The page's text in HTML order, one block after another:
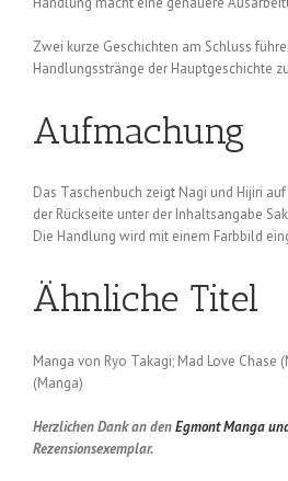
Zwei kurze Geschichten am Schluss
Handlungsstränge der Hauptgeschichte
Aufmachung
Das Taschenbuch zeigt Nagi und Hijiri
der Rückseite unter der Inhaltsangabe
Die Handlung wird mit einem Farbbild
Ähnliche Titel
Manga von Ryo Takagi; Mad Love Chase
(Manga)
Herzlichen Dank an denEgmont Manga
Rezensionsexemplar.